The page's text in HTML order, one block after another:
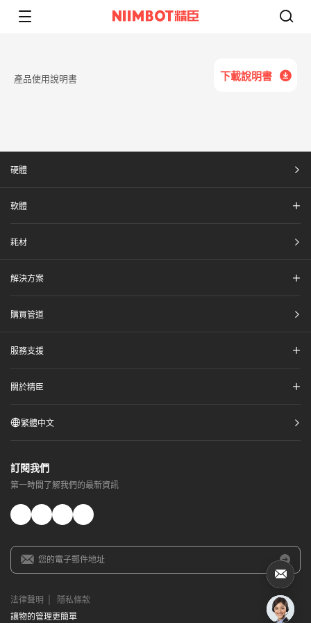
產品使用說明書​ 下載說明書​
硬體​
軟體​
耗材​
解決方案​
購買管道​
服務支援​
關於精臣​
繁體中文
訂閱我們​
第一時間了解我們的最新資訊​
法律聲明​
隱私條款​
讓物的管理更簡單​